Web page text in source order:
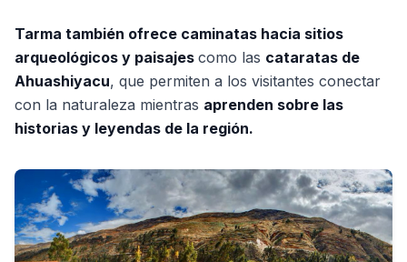
Tarma también ofrece caminatas hacia sitios
arqueológicos y paisajes como las cataratas de
Ahuashiyacu, que permiten a los visitantes conectar
con la naturaleza mientras aprenden sobre las
historias y leyendas de la región.